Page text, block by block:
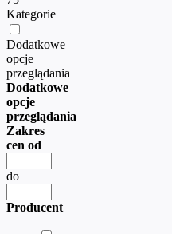
Kategorie
Dodatkowe
opcje
przeglądania
Dodatkowe
opcje
przeglądania
Zakres
cen od
do
Producent